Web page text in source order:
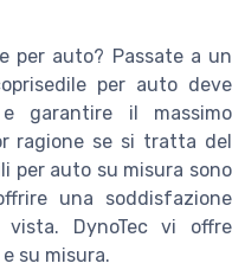
per auto? Passate a un
per auto deve
garantire il massimo
ragione se si tratta del
per auto su misura sono
una soddisfazione
DynoTec vi offre
su misura.